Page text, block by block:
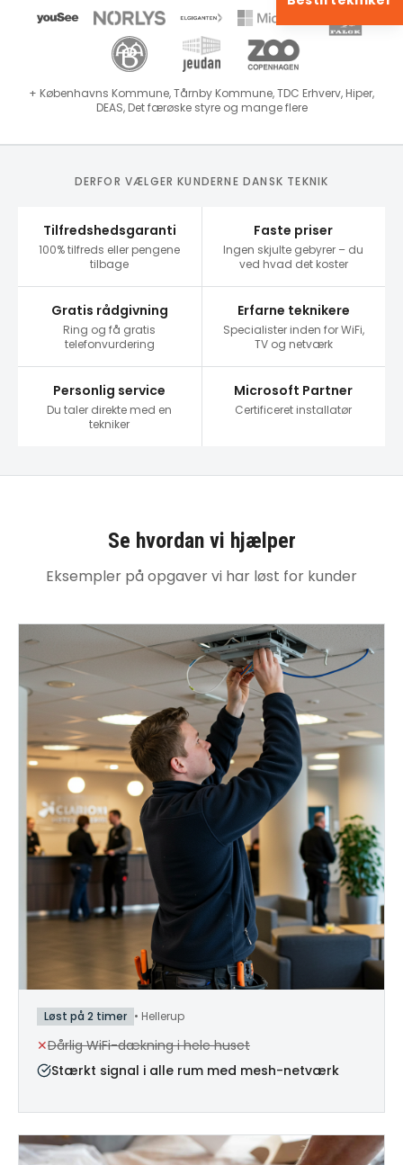
+ Københavns Kommune, Tårnby Kommune, TDC Erhverv, Hiper,
DEAS, Det færøske styre og mange flere
DERFOR VÆLGER KUNDERNE DANSK TEKNIK
Tilfredshedsgaranti
100% tilfreds eller pengene
tilbage
Faste priser
Ingen skjulte gebyrer – du
ved hvad det koster
Gratis rådgivning
Ring og få gratis
telefonvurdering
Erfarne teknikere
Specialister inden for WiFi,
TV og netværk
Personlig service
Du taler direkte med en
tekniker
Microsoft Partner
Certificeret installatør
Se hvordan vi hjælper
Eksempler på opgaver vi har løst for kunder
Løst på 2 timer • Hellerup
✕Dårlig WiFi-dækning i hele huset
Stærkt signal i alle rum med mesh-netværk